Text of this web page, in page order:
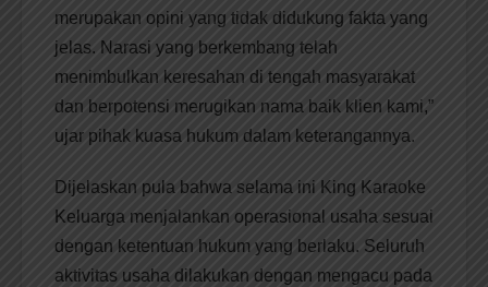
merupakan opini yang tidak didukung fakta yang
jelas. Narasi yang berkembang telah
menimbulkan keresahan di tengah masyarakat
dan berpotensi merugikan nama baik klien kami,”
ujar pihak kuasa hukum dalam keterangannya.
Dijelaskan pula bahwa selama ini King Karaoke
Keluarga menjalankan operasional usaha sesuai
dengan ketentuan hukum yang berlaku. Seluruh
aktivitas usaha dilakukan dengan mengacu pada